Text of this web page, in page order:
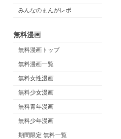
みんなのまんがレポ
無料漫画
無料漫画トップ
無料漫画一覧
無料女性漫画
無料少女漫画
無料青年漫画
無料少年漫画
期間限定 無料一覧